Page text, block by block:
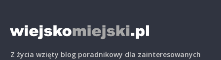
Z życia wzięty blog poradnikowy dla zainteresowanych